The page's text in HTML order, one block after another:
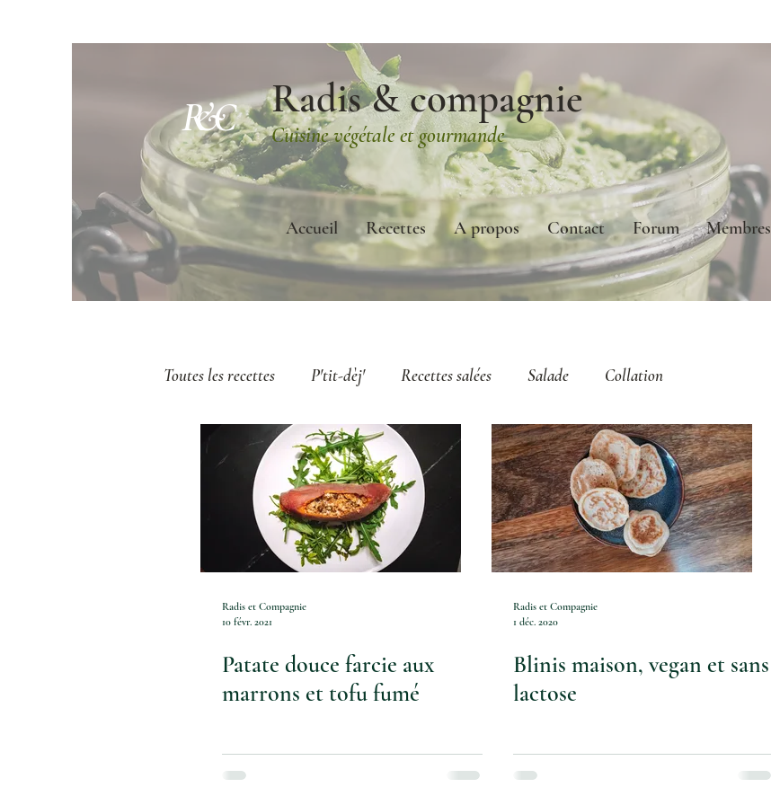
R&C Radis & compagnie
Cuisine végétale et gourmande
Accueil Recettes A propos Contact Forum Membres
Toutes les recettes P'tit-dèj' Recettes salées Salade Collation
Recettes sucrées Techniques culinaires et astuces Par quoi je remplace ?
Sauce et dips Vegan Crue / Raw Sans gluten Jus et smoothie
Apéro vegan
Radis et Compagnie
10 févr. 2021
Patate douce farcie aux
marrons et tofu fumé
Radis et Compagnie
1 déc. 2020
Blinis maison, vegan et sans
lactose